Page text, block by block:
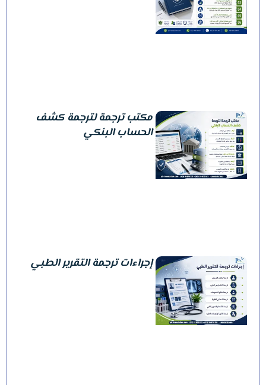
مكتب ترجمة لترجمة كشف
الحساب البنكي
إجراءات ترجمة التقرير الطبي